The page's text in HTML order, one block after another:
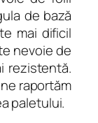
de bază
mai dificil
nevoie de
rezistentă.
raportăm
paletului.